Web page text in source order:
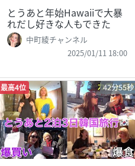
とうあと年始Hawaiiで大暴
れだし好きな人もできた
中町綾チャンネル
2025/01/11 18:00
最高4位 42分55秒